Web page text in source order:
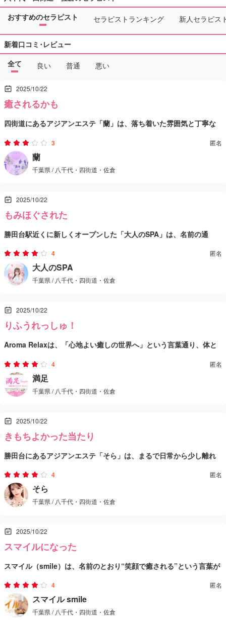
おすすめのセラピスト
セラピストランキング 新人セラピス
新着口コミ･レビュー
全て
良い 普通 悪い
2025/10/22
癒されるかも
四街道にあるアジアンエステ「蘭」は、落ち着いた雰囲気と丁寧な
マッサージで、心身の疲れをしっかり癒してくれるサロンでした。
店内は静かで清潔感があり、ほんのりアロマの香りが漂う空間。余
計な装飾がなく、自然体でリラックスできるのが印象的でした。
セラピストさんは明るく優しい対応で、最初から最後まで気配りを
感じました。施術はオールハンドのオイルマッサージで、肩や首、
みに合わせて調整してくれ、ツボをしっかり捉えた施術に「効いて
るな」と感じる瞬間が何度もありました。
3 匿名
蘭
千葉県 / 八千代・四街道・佐倉
2025/10/22
もみほぐされた
勝田台駅近くに新しくオープンした「大人のSPA」は、名前の通
り“上質な癒し”をしっかり感じられるリラクゼーションサロンでし
た。全室完全プライベート空間になっていて、他のお客さんの気配
をまったく感じない静けさ。照明や香り、音楽のすべてが丁寧に調
す。
セラピストさんは若くて綺麗な方が多く、対応もとても丁寧。第一
印象から清潔感と落ち着きがあり、安心して施術を任せられる雰囲
ジュが中心で、特に泡洗体の心地よさが印象的。柔らかな泡と手の
ぬくもりが絶妙で、心までほぐされていくような感覚でした。
っていくのが実感できます。足のむくみもしっかり流してくれて、
終わった後は体が軽く、全身がポカポカに。香りやBGMも自然で、
心が落ち着くように計算されている感じがしました。
「大人のSPA」は、非日常の癒しを味わいたい人にぴったりのサロ
ン。日々の疲れをリセットし、心身を整えるのに最高の空間です。
オープンしたばかりとは思えない完成度で、今後さらに人気が出そ
うな注目店だと感じました。
4 匿名
大人のSPA
千葉県 / 八千代・四街道・佐倉
2025/10/22
りふうれっしゅ！
Aroma Relaxは、「心地よい癒しの世界へ」という言葉通り、体と
心の両方をしっかり癒してくれるサロンでした。店内に足を踏み入
れた瞬間、柔らかな照明とアロマの香りが迎えてくれて、普段の忙
しさがふっと消えていくような安心感がありました。
スタッフの方々の接客もとても丁寧で、緊張した私にも自然と笑顔
で対応してくれました。施術前のカウンセリングで疲れている箇所
が嬉しかったです。マッサージはオイルやリンパケアによる手技が
中心で、肩、背中、腰あたりのこりや張りがじわりとほぐれてい
き、終わる頃には体が軽くなっているのを感じました。特に足のむ
くみや冷えに対してもきちんとアプローチしてくれたので、帰り道
がいつもより歩きやすかったのも良いポイント。
な演出ではなく「自然にリラックスできる」バランスが取れている
なと感じました。料金とのバランスも悪くなく、安心してまた来よ
うと思えるお店です。疲れを感じているとき、自分を大切にしたい
ときに訪れて正解だったなと思える時間を過ごせました。
4 匿名
満足
千葉県 / 八千代・四街道・佐倉
2025/10/22
きもちよかった当たり
勝田台にあるアジアンエステ「そら」は、まるで日常から少し離れ
たような穏やかな時間を過ごせる癒しのサロンでした。駅からのア
クセスも良く、店内に入るとふんわりとした香りと落ち着いた照明
が迎えてくれます。全体的に清潔感があり、個室も広めでゆったり
セラピストさんは若くて明るく、丁寧な接客が印象的。最初の挨拶
から自然な笑顔で話しかけてくれて、緊張がすぐに解けました。施
くりほぐしてくれます。圧のかけ方も上手で、強すぎず弱すぎず、
心地よいテンポで体に溜まった疲れが少しずつ抜けていくのを感じ
ました。
えが気になる人にもおすすめ。施術後は全身が軽くなり、体が温ま
ったような感覚が残りました。香りや照明のバランスも良く、リラ
ックスしながら“幸福感”を味わえる時間でした。
「そら」は、仕事で疲れた体と心をリセットしたい時にぴったりの
お店。落ち着いた個室と優しいセラピストの手による癒しで、まる
で甘い夢を見ているような時間を過ごせました。
4 匿名
そら
千葉県 / 八千代・四街道・佐倉
2025/10/22
スマイルになった
スマイル（smile）は、名前のとおり“笑顔で癒される”という言葉が
ぴったりのサロンでした。店内に入ると柔らかな照明と落ち着いた
香りが広がっていて、外の疲れを忘れられるような空間が広がって
います。清潔感もしっかりあり、初めてでも安心して過ごせまし
スタッフの方々はとても明るく、自然な笑顔で迎えてくれます。対
応も押しつけがましくなく、こちらの様子を見ながら程よい距離感
4 匿名
スマイル smile
千葉県 / 八千代・四街道・佐倉